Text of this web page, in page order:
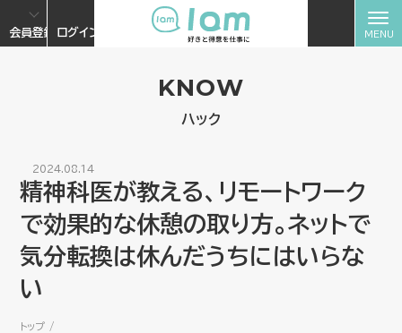
会員登録 ログイン
KNOW
ハック
2024.08.14
精神科医が教える、リモートワーク
で効果的な休憩の取り方。ネットで
気分転換は休んだうちにはいらな
い
トップ